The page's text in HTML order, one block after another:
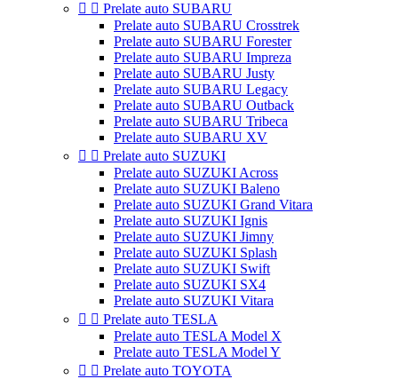
  Prelate auto SUBARU
Prelate auto SUBARU Crosstrek
Prelate auto SUBARU Forester
Prelate auto SUBARU Impreza
Prelate auto SUBARU Justy
Prelate auto SUBARU Legacy
Prelate auto SUBARU Outback
Prelate auto SUBARU Tribeca
Prelate auto SUBARU XV
  Prelate auto SUZUKI
Prelate auto SUZUKI Across
Prelate auto SUZUKI Baleno
Prelate auto SUZUKI Grand Vitara
Prelate auto SUZUKI Ignis
Prelate auto SUZUKI Jimny
Prelate auto SUZUKI Splash
Prelate auto SUZUKI Swift
Prelate auto SUZUKI SX4
Prelate auto SUZUKI Vitara
  Prelate auto TESLA
Prelate auto TESLA Model X
Prelate auto TESLA Model Y
  Prelate auto TOYOTA